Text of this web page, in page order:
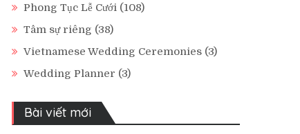
Phong Tục Lễ Cưới (108)
Tâm sự riêng (38)
Vietnamese Wedding Ceremonies (3)
Wedding Planner (3)
Bài viết mới